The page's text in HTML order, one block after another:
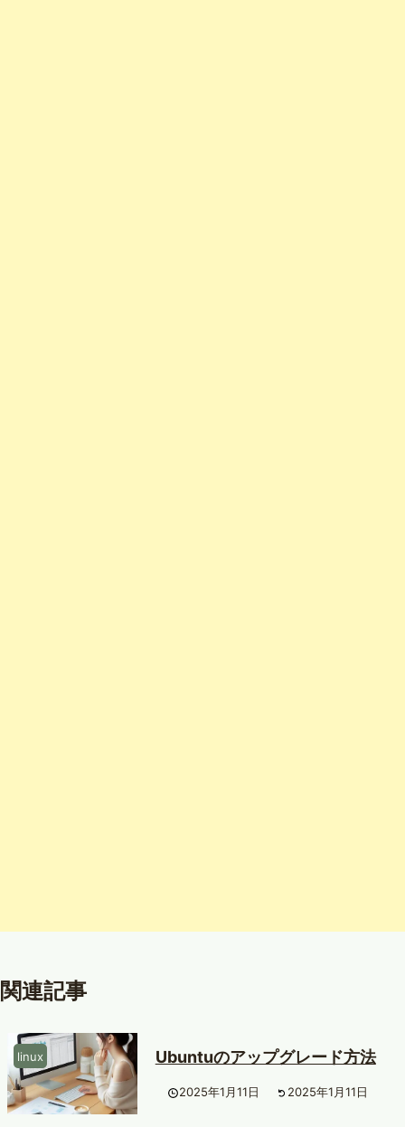
関連記事
linux Ubuntuのアップグレード方法
2025年1月11日 2025年1月11日